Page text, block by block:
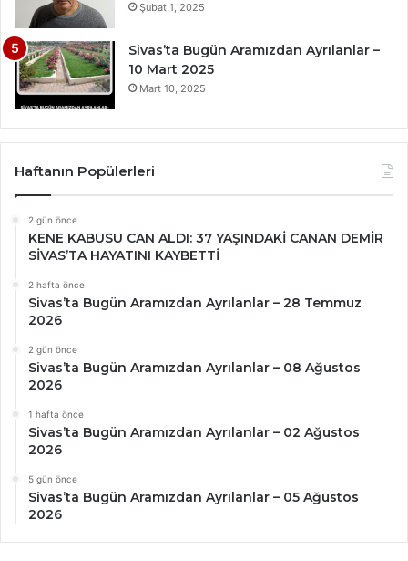
Şubat 1, 2025
Sivas’ta Bugün Aramızdan Ayrılanlar –
10 Mart 2025
Mart 10, 2025
Haftanın Popülerleri
2 gün önce
KENE KABUSU CAN ALDI: 37 YAŞINDAKİ CANAN DEMİR
SİVAS’TA HAYATINI KAYBETTİ
2 hafta önce
Sivas’ta Bugün Aramızdan Ayrılanlar – 28 Temmuz
2026
2 gün önce
Sivas’ta Bugün Aramızdan Ayrılanlar – 08 Ağustos
2026
1 hafta önce
Sivas’ta Bugün Aramızdan Ayrılanlar – 02 Ağustos
2026
5 gün önce
Sivas’ta Bugün Aramızdan Ayrılanlar – 05 Ağustos
2026